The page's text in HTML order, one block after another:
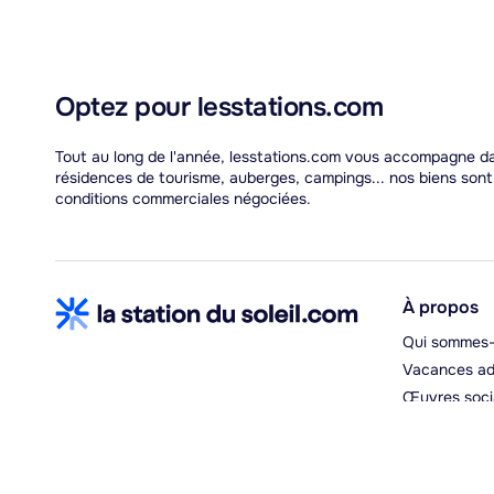
Optez pour lesstations.com
Tout au long de l'année, lesstations.com vous accompagne
résidences de tourisme, auberges, campings... nos biens
conditions commerciales négociées.
À propos
Qui
Vacances
Œuvres